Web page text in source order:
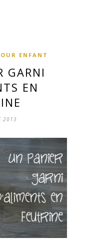
ENFANT
GARNI
EN
2013